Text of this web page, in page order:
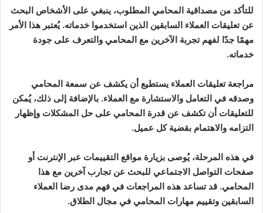
للتأكد من مصداقية المحامي المطلوب، ينبغي على الأشخاص البحث
عن تعليقات العملاء السابقين الذين استخدموا خدماته. يُعتبر هذا الأمر
مهمًا جدًا لفهم تجربة الآخرين مع المحامي والتعرف على جودة
خدماته.
مراجعة تعليقات العملاء يستطيع أن يكشف عن سمعة المحامي
وصدقه في التعامل والاستشارة مع العملاء. بالإضافة إلى ذلك، يُمكن
للتعليقات أن تكشف عن قدرة المحامي على حل المشكلات وإظهار
التزامه والاهتمام بقضية كل عميل.
في هذه المرحلة، يُوصى بزيارة مواقع التقييمات عبر الإنترنت أو
صفحات التواصل الاجتماعي للبحث عن تجارب آخرين مع هذا
المحامي. قد تساعد هذه المراجعات في فهم مدى رضا العملاء
السابقين وتقييم مهارات المحامي في مجال الطلاق.